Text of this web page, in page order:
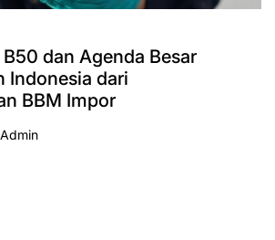
B50 dan Agenda Besar
Indonesia dari
BBM Impor
Admin